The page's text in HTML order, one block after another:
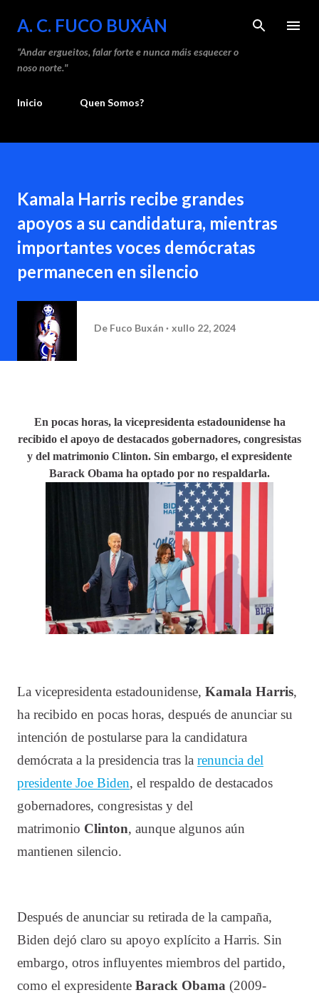
Saltar ao contido principal
A. C. FUCO BUXÁN
“Andar ergueitos, falar forte e nunca máis esquecer o
noso norte."
Inicio Quen Somos?
Kamala Harris recibe grandes
apoyos a su candidatura, mientras
importantes voces demócratas
permanecen en silencio
De Fuco Buxán xullo 22, 2024
En pocas horas, la vicepresidenta estadounidense ha
recibido el apoyo de destacados gobernadores, congresistas
y del matrimonio Clinton. Sin embargo, el expresidente
Barack Obama ha optado por no respaldarla.
La vicepresidenta estadounidense, Kamala Harris,
ha recibido en pocas horas, después de anunciar su
intención de postularse para la candidatura
demócrata a la presidencia tras la renuncia del
presidente Joe Biden, el respaldo de destacados
gobernadores, congresistas y del
matrimonio Clinton, aunque algunos aún
mantienen silencio.
Después de anunciar su retirada de la campaña,
Biden dejó claro su apoyo explícito a Harris. Sin
embargo, otros influyentes miembros del partido,
como el expresidente Barack Obama (2009-